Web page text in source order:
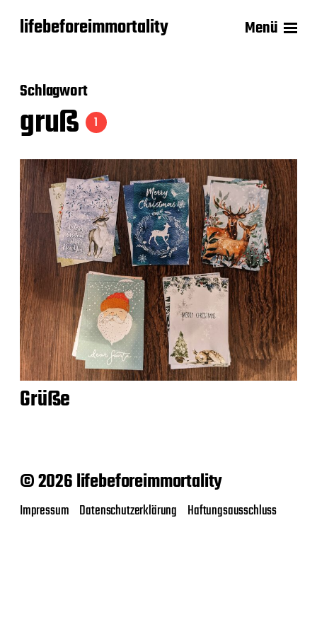
lifebeforeimmortality Menü
Schlagwort
gruß 1
Grüße
© 2026 lifebeforeimmortality
Impressum Datenschutzerklärung Haftungsausschluss